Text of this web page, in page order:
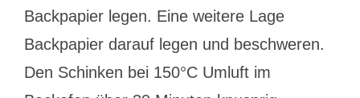
Backpapier legen. Eine weitere Lage
Backpapier darauf legen und beschweren.
Den Schinken bei 150°C Umluft im